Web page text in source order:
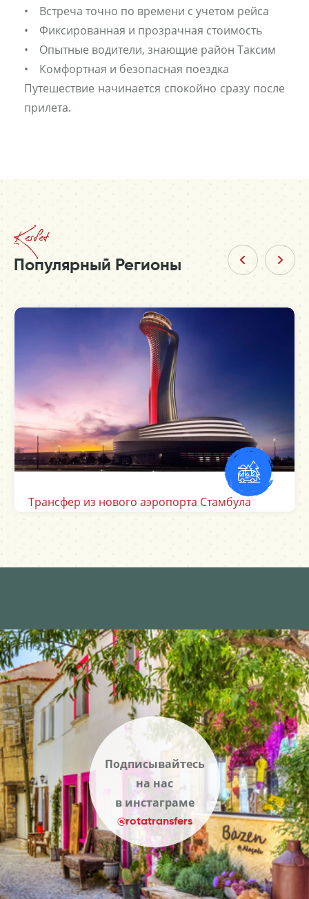
• Встреча точно по времени с учетом рейса
• Фиксированная и прозрачная стоимость
• Опытные водители, знающие район Таксим
• Комфортная и безопасная поездка
Путешествие начинается спокойно сразу после
прилета.
Kesfet
Популярный Регионы
Трансфер из аэропорта Сабихи Гёкчен
Подписывайтесь
на нас
в инстаграме
@rotatransfers